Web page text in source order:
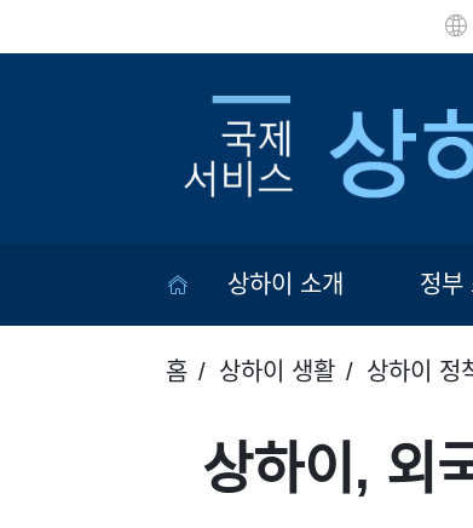
상하이 소개 정부
홈 상하이 생활 상하이 정
상하이, 외